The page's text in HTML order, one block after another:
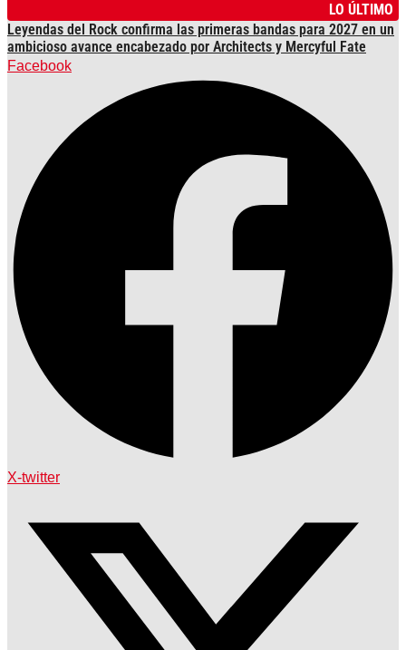
LO ÚLTIMO
Leyendas del Rock confirma las primeras bandas para 2027 en un
ambicioso avance encabezado por Architects y Mercyful Fate
Facebook
X-twitter